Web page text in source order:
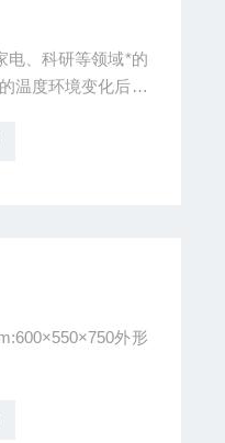
电、科研等领域*的
温度环境变化后的
外形